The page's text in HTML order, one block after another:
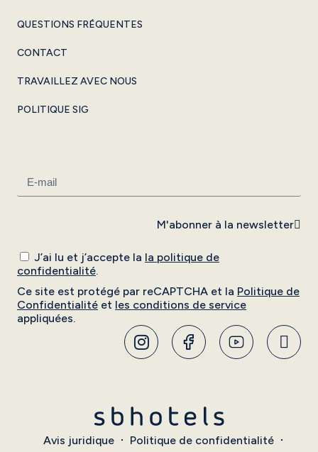
QUESTIONS FRÉQUENTES
CONTACT
TRAVAILLEZ AVEC NOUS
POLITIQUE SIG
J’ai lu et j’accepte la la politique de
confidentialité.
Ce site est protégé par reCAPTCHA et la Politique de
Confidentialité et les conditions de service
appliquées.
M'abonner à la newsletter
Avis juridique
Politique de confidentialité